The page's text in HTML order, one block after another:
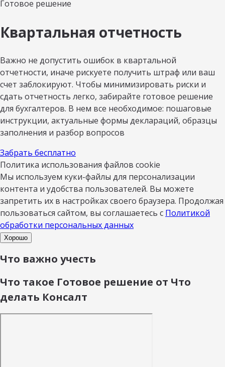
Готовое решение
Квартальная отчетность
Важно не допустить ошибок в квартальной
отчетности, иначе рискуете получить штраф или ваш
счет заблокируют. Чтобы минимизировать риски и
сдать отчетность легко, забирайте готовое решение
для бухгалтеров. В нем все необходимое: пошаговые
инструкции, актуальные формы деклараций, образцы
заполнения и разбор вопросов
Забрать бесплатно
Политика использования файлов cookie
Мы используем куки-файлы для персонализации
контента и удобства пользователей. Вы можете
запретить их в настройках своего браузера. Продолжая
пользоваться сайтом, вы соглашаетесь с Политикой
обработки персональных данных
Хорошо
Что важно учесть
Что такое Готовое решение от Что
делать Консалт